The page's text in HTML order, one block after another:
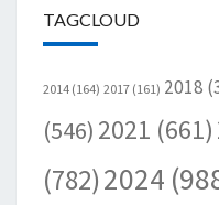
TAGCLOUD
2014 (164) 2017 (161) 2018
(546) 2021 (661)
(782)2024